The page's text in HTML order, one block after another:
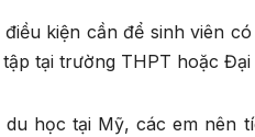
kiện cần để sinh viên
tại trường THPT hoặc
học tại Mỹ, các em nên